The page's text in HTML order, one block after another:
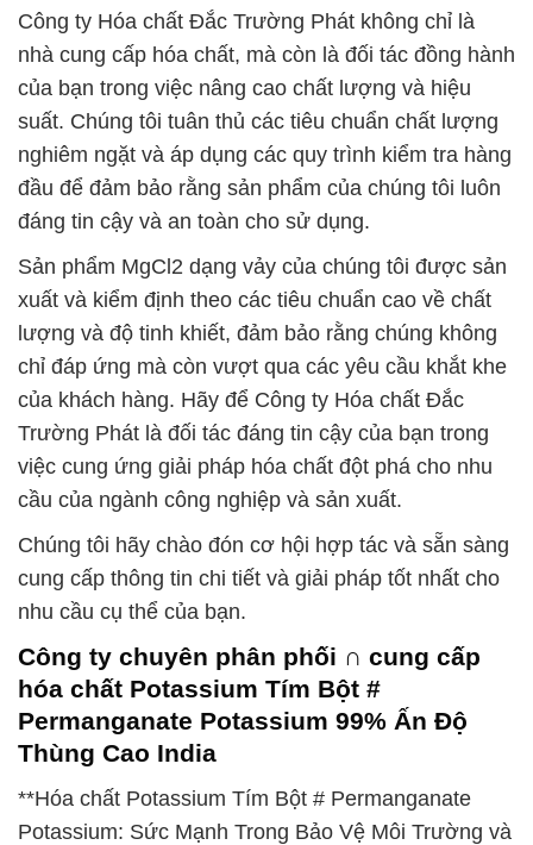
Công ty Hóa chất Đắc Trường Phát không chỉ là
nhà cung cấp hóa chất, mà còn là đối tác đồng hành
của bạn trong việc nâng cao chất lượng và hiệu
suất. Chúng tôi tuân thủ các tiêu chuẩn chất lượng
nghiêm ngặt và áp dụng các quy trình kiểm tra hàng
đầu để đảm bảo rằng sản phẩm của chúng tôi luôn
đáng tin cậy và an toàn cho sử dụng.
Sản phẩm MgCl2 dạng vảy của chúng tôi được sản
xuất và kiểm định theo các tiêu chuẩn cao về chất
lượng và độ tinh khiết, đảm bảo rằng chúng không
chỉ đáp ứng mà còn vượt qua các yêu cầu khắt khe
của khách hàng. Hãy để Công ty Hóa chất Đắc
Trường Phát là đối tác đáng tin cậy của bạn trong
việc cung ứng giải pháp hóa chất đột phá cho nhu
cầu của ngành công nghiệp và sản xuất.
Chúng tôi hãy chào đón cơ hội hợp tác và sẵn sàng
cung cấp thông tin chi tiết và giải pháp tốt nhất cho
nhu cầu cụ thể của bạn.
Công ty chuyên phân phối ∩ cung cấp
hóa chất Potassium Tím Bột #
Permanganate Potassium 99% Ấn Độ
Thùng Cao India
**Hóa chất Potassium Tím Bột # Permanganate
Potassium: Sức Mạnh Trong Bảo Vệ Môi Trường và